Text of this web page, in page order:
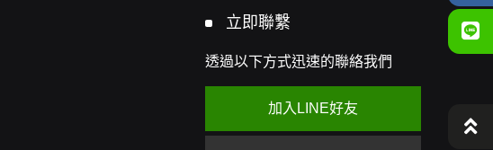
立即聯繫
透過以下方式迅速的聯絡我們
加入LINE好友